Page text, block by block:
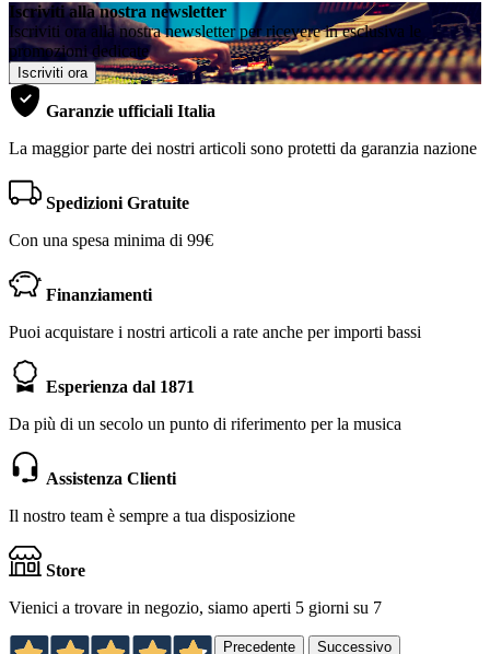
Iscriviti alla nostra newsletter
Iscriviti ora alla nostra newsletter per ricevere in esclusiva le
promozioni dedicate
Iscriviti ora
Garanzie ufficiali Italia
La maggior parte dei nostri articoli sono protetti da garanzia nazione
Spedizioni Gratuite
Con una spesa minima di 99€
Finanziamenti
Puoi acquistare i nostri articoli a rate anche per importi bassi
Esperienza dal 1871
Da più di un secolo un punto di riferimento per la musica
Assistenza Clienti
Il nostro team è sempre a tua disposizione
Store
Vienici a trovare in negozio, siamo aperti 5 giorni su 7
Precedente Successivo